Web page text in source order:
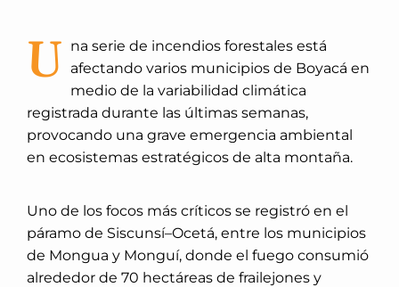
U na serie de incendios forestales está
afectando varios municipios de Boyacá en
medio de la variabilidad climática
registrada durante las últimas semanas,
provocando una grave emergencia ambiental
en ecosistemas estratégicos de alta montaña.
Uno de los focos más críticos se registró en el
páramo de Siscunsí–Ocetá, entre los municipios
de Mongua y Monguí, donde el fuego consumió
alrededor de 70 hectáreas de frailejones y